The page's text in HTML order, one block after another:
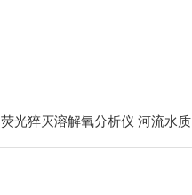
荧光猝灭溶解氧分析仪 河流水质
巡测